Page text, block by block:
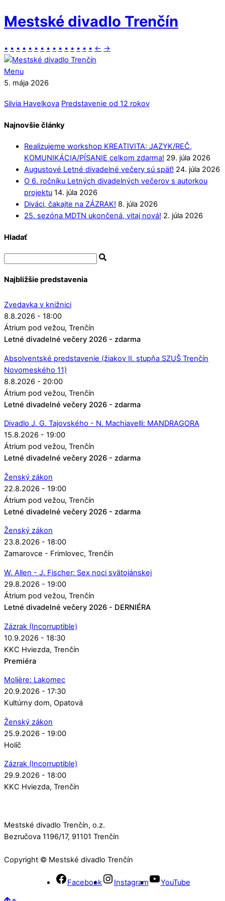
Mestské divadlo Trenčín
• • • • • • • • • • • • • • • ← →
Menu
5. mája 2026
Silvia Havelkova Predstavenie od 12 rokov
Najnovšie články
Realizujeme workshop KREATIVITA: JAZYK/REČ,
KOMUNIKÁCIA/PÍSANIE celkom zdarma! 29. júla 2026
Augustové Letné divadelné večery sú späť! 24. júla 2026
O 6. ročníku Letných divadelných večerov s autorkou
projektu 14. júla 2026
Diváci, čakajte na ZÁZRAK! 8. júla 2026
25. sezóna MDTN ukončená, vitaj nová! 2. júla 2026
Hladať
Najbližšie predstavenia
Zvedavka v knižnici
8.8.2026 - 18:00
Átrium pod vežou Trenčín
Letné divadelné večery 2026 - zdarma
Absolventské predstavenie (žiakov II. stupňa SZUŠ Trenčín
Novomeského 11)
8.8.2026 - 20:00
Átrium pod vežou Trenčín
Letné divadelné večery 2026 - zdarma
Divadlo J. G. Tajovského - N. Machiavelli: MANDRAGORA
15.8.2026 - 19:00
Átrium pod vežou Trenčín
Letné divadelné večery 2026 - zdarma
Ženský zákon
22.8.2026 - 19:00
Átrium pod vežou Trenčín
Letné divadelné večery 2026 - zdarma
Ženský zákon
23.8.2026 - 18:00
Zamarovce - Frimlovec Trenčín
W. Allen - J. Fischer: Sex noci svätojánskej
29.8.2026 - 19:00
Átrium pod vežou Trenčín
Letné divadelné večery 2026 - DERNIÉRA
Zázrak (Incorruptible)
10.9.2026 - 18:30
KKC Hviezda Trenčín
Premiéra
Molière: Lakomec
20.9.2026 - 17:30
Kultúrny dom Opatová
Ženský zákon
25.9.2026 - 19:00
Holíč
Zázrak (Incorruptible)
29.9.2026 - 18:00
KKC Hviezda Trenčín
Mestské divadlo Trenčín, o.z.
Bezručova 1196/17, 91101 Trenčín
Copyright © Mestské divadlo Trenčín
Facebook Instagram YouTube